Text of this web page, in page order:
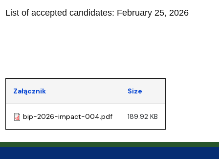
List of accepted candidates: February 25, 2026
Załącznik Size
bip-2026-impact-004.pdf 189.92 KB